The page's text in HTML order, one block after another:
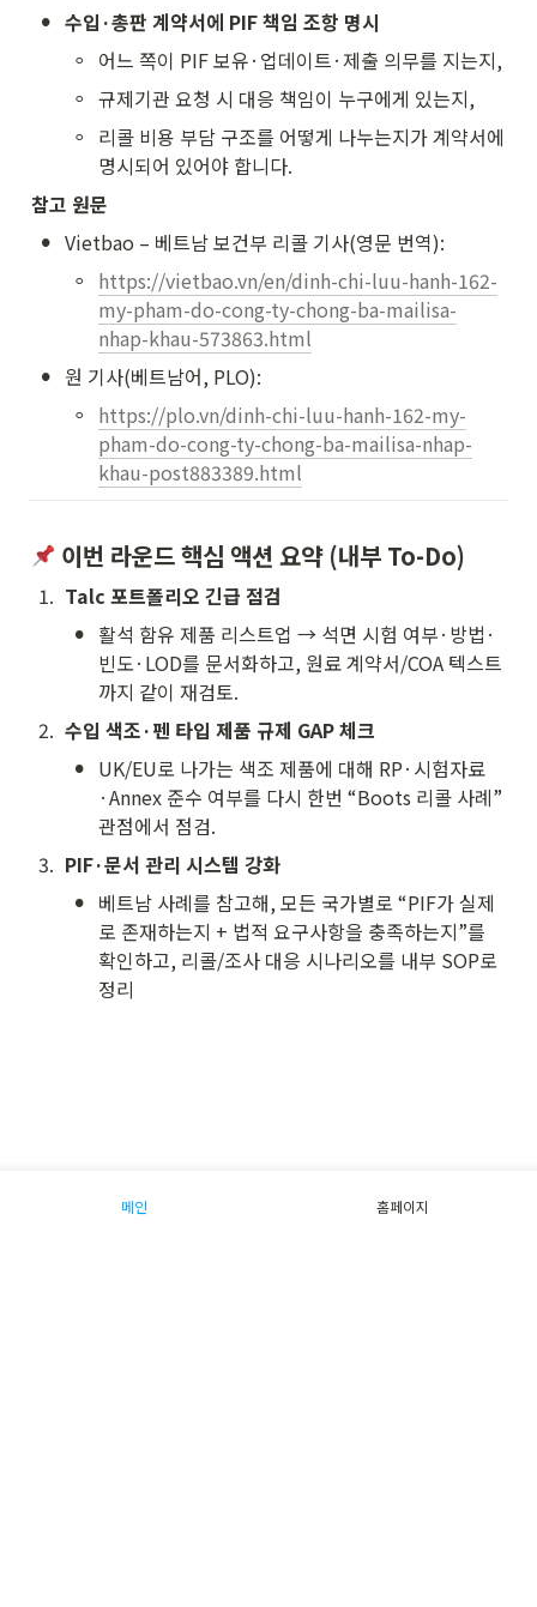
• 수입·총판 계약서에 PIF 책임 조항 명시
◦ 어느 쪽이 PIF 보유·업데이트·제출 의무를 지는지,
◦ 규제기관 요청 시 대응 책임이 누구에게 있는지,
◦ 리콜 비용 부담 구조를 어떻게 나누는지가 계약서에
명시되어 있어야 합니다.
참고 원문
• Vietbao – 베트남 보건부 리콜 기사(영문 번역):
◦ https://vietbao.vn/en/dinh-chi-luu-hanh-162-
my-pham-do-cong-ty-chong-ba-mailisa-
nhap-khau-573863.html
• 원 기사(베트남어, PLO):
◦ https://plo.vn/dinh-chi-luu-hanh-162-my-
pham-do-cong-ty-chong-ba-mailisa-nhap-
khau-post883389.html
이번 라운드 핵심 액션 요약 (내부 To-Do)
1. Talc 포트폴리오 긴급 점검
• 활석 함유 제품 리스트업 → 석면 시험 여부·방법·
빈도·LOD를 문서화하고, 원료 계약서/COA 텍스트
까지 같이 재검토.
2. 수입 색조·펜 타입 제품 규제 GAP 체크
• UK/EU로 나가는 색조 제품에 대해 RP·시험자료
·Annex 준수 여부를 다시 한번 “Boots 리콜 사례”
관점에서 점검.
3. PIF·문서 관리 시스템 강화
• 베트남 사례를 참고해, 모든 국가별로 “PIF가 실제
로 존재하는지 + 법적 요구사항을 충족하는지”를
확인하고, 리콜/조사 대응 시나리오를 내부 SOP로
정리
메인 홈페이지